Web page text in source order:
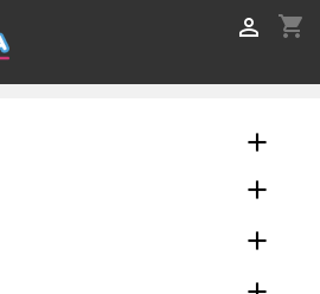
shopping_cart
